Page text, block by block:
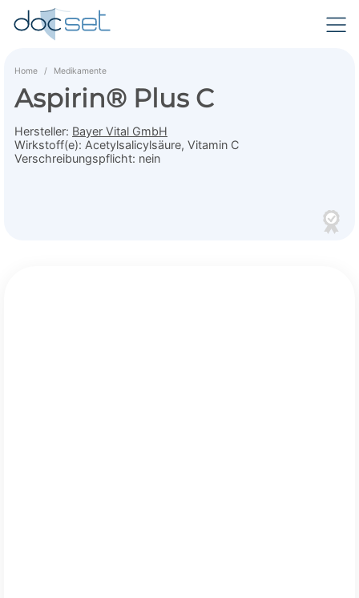
Home Medikamente
Aspirin® Plus C
Hersteller: Bayer Vital GmbH
Wirkstoff(e): Acetylsalicylsäure, Vitamin C
Verschreibungspflicht: nein